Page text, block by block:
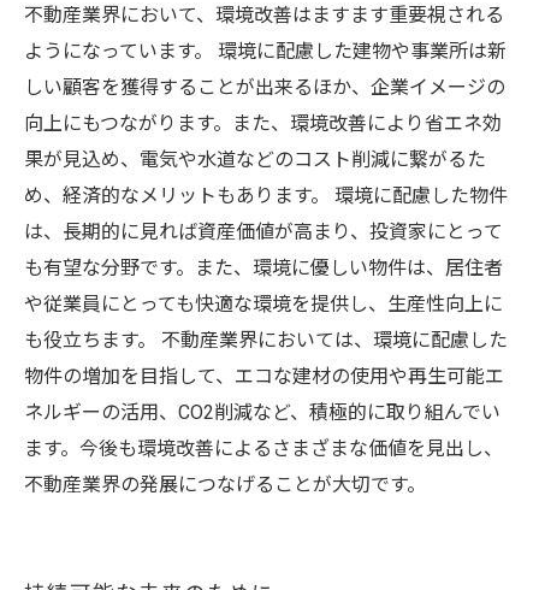
不動産業界において、環境改善はますます重要視される
ようになっています。 環境に配慮した建物や事業所は新
しい顧客を獲得することが出来るほか、企業イメージの
向上にもつながります。また、環境改善により省エネ効
果が見込め、電気や水道などのコスト削減に繋がるた
め、経済的なメリットもあります。 環境に配慮した物件
は、長期的に見れば資産価値が高まり、投資家にとって
も有望な分野です。また、環境に優しい物件は、居住者
や従業員にとっても快適な環境を提供し、生産性向上に
も役立ちます。 不動産業界においては、環境に配慮した
物件の増加を目指して、エコな建材の使用や再生可能エ
ネルギーの活用、CO2削減など、積極的に取り組んでい
ます。今後も環境改善によるさまざまな価値を見出し、
不動産業界の発展につなげることが大切です。